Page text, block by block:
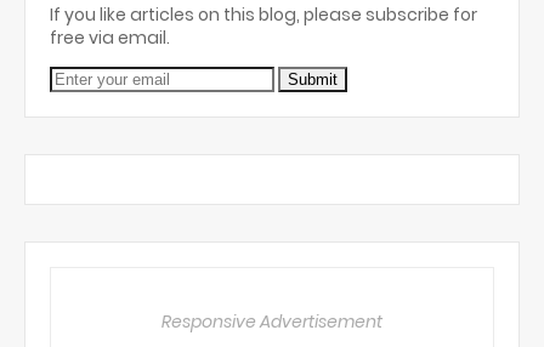
If you like articles on this blog, please subscribe for
free via email.
Responsive Advertisement